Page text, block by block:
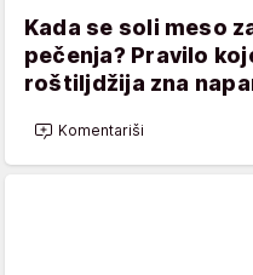
Kada se soli meso
pečenja? Pravilo
roštiljdžija zna
Komentariši